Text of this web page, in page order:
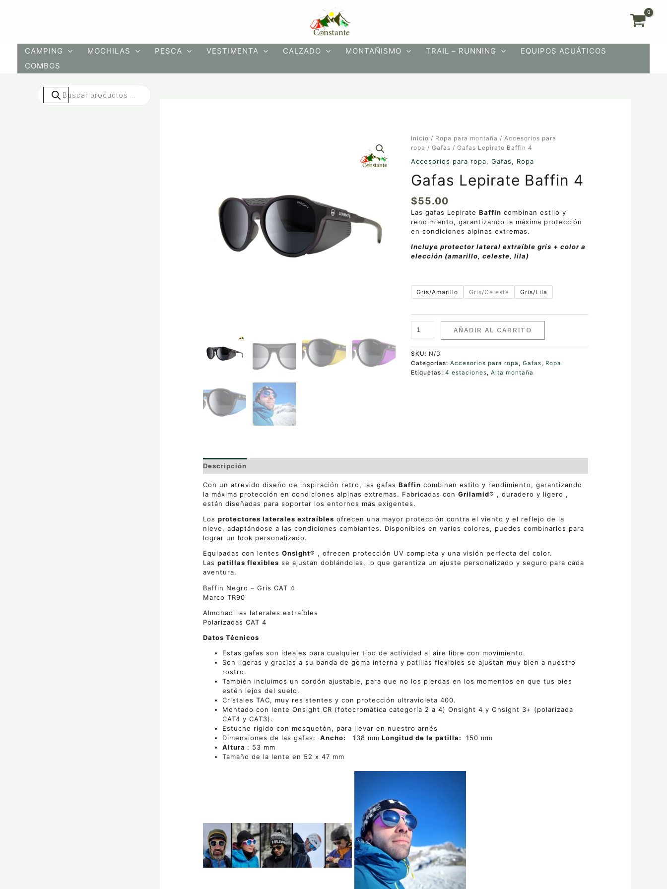
CAMPING MOCHILAS PESCA VESTIMENTA CALZADO MONTAÑISMO TRAIL – RUNNING
EQUIPOS ACUÁTICOS
COMBOS
Búsqueda
productos
Inicio / Ropa para montaña /Accesorios para
ropa /Gafas / Gafas Lepirate Baffin 4
Accesorios para ropa,Gafas, Ropa
Gafas Lepirate Baffin 4
$55.00
Las gafas LepirateBaffin combinan estilo y
rendimiento, garantizando la máxima protección
en condiciones alpinas extremas.
Incluye protector lateral extraíble gris + color a
elección (amarillo, celeste, lila)
Gris/Amarillo Gris/Celeste Gris/Lila
Gafas
Lepirate
4
cantidad
AÑADIR AL CARRITO
SKU: N/D
Categorías:Accesorios para ropa ,Gafas, Ropa
Etiquetas:4 estaciones,Alta montaña
Descripción
Con un atrevido diseño de inspiración retro, las gafas Baffin combinan estilo y rendimiento, garantizando
la máxima protección en condiciones alpinas extremas. Fabricadas con Grilamid® , duradero y ligero ,
están diseñadas para soportar los entornos más exigentes.
Los protectores laterales extraíbles ofrecen una mayor protección contra el viento y el reflejo de la
nieve, adaptándose a las condiciones cambiantes. Disponibles en varios colores, puedes combinarlos para
lograr un look personalizado.
Equipadas con lentes Onsight® , ofrecen protección UV completa y una visión perfecta del color.
Las patillas flexibles se ajustan doblándolas, lo que garantiza un ajuste personalizado y seguro para cada
aventura.
Baffin Negro – Gris CAT 4
Marco TR90
Almohadillas laterales extraíbles
Polarizadas CAT 4
Datos Técnicos
Estas gafas son ideales para cualquier tipo de actividad al aire libre con movimiento.
Son ligeras y gracias a su banda de goma interna y patillas flexibles se ajustan muy bien a nuestro
rostro.
También incluimos un cordón ajustable, para que no los pierdas en los momentos en que tus pies
estén lejos del suelo.
Cristales TAC, muy resistentes y con protección ultravioleta 400.
Montado con lente Onsight CR (fotocromática categoría 2 a 4) Onsight 4 y Onsight 3+ (polarizada
CAT4 y CAT3).
Estuche rígido con mosquetón, para llevar en nuestro arnés
Dimensiones de las gafas:
Ancho: 138 mm Longitud de la patilla:
150 mm
Altura : 53 mm
Tamaño de la lente en 52 x 47 mm